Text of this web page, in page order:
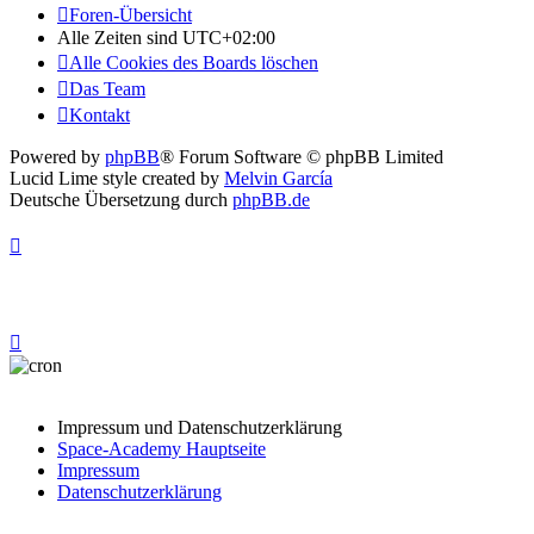
Foren-Übersicht
Alle Zeiten sind UTC+02:00
Alle Cookies des Boards löschen
Das Team
Kontakt
Powered by phpBB® Forum Software © phpBB Limited
Lucid Lime style created by Melvin García
Deutsche Übersetzung durch phpBB.de
Impressum und Datenschutzerklärung
Space-Academy Hauptseite
Impressum
Datenschutzerklärung